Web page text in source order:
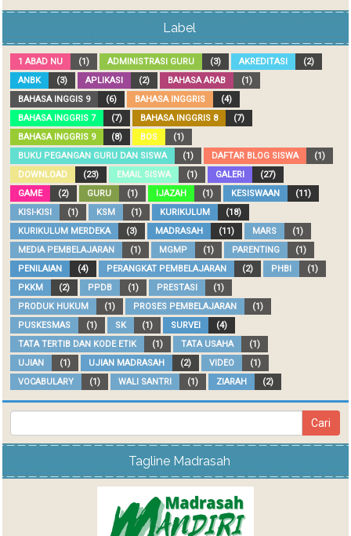
Label
1 ABAD NU (1) ADMINISTRASI GURU (3) AKREDITASI
(2)
ANBK
(3) APLIKASI (2) BAHASA ARAB
(1)
BAHASA INGGIS 9
(6) BAHASA INGGRIS
(4)
BAHASA INGGRIS 7
(7) BAHASA INGGRIS 8
(7)
BAHASA INGGRIS 9
(8) BOS
(1)
BUKU PEGANGAN GURU DAN SISWA
(1) DAFTAR BLOG SISWA
(1)
DOWNLOAD
(23) EMAIL SISWA (1) GALERI
(27)
GAME
(2) GURU (1) IJAZAH (1) KESISWAAN
(11)
KISI-KISI
(1) KSM (1) KURIKULUM
(18)
KURIKULUM MERDEKA
(3) MADRASAH (11) MARS
(1)
MEDIA PEMBELAJARAN
(1) MGMP (1) PARENTING
(1)
PENILAIAN
(4) PERANGKAT PEMBELAJARAN (2) PHBI
(1)
PKKM
(2) PPDB (1) PRESTASI
(1)
PRODUK HUKUM
(1) PROSES PEMBELAJARAN
(1)
PUSKESMAS
(1) SK (1) SURVEI
(4)
TATA TERTIB DAN KODE ETIK
(1) TATA USAHA
(1)
UJIAN
(1) UJIAN MADRASAH (2) VIDEO
(1)
VOCABULARY
(1) WALI SANTRI (1) ZIARAH (2)
Tagline Madrasah